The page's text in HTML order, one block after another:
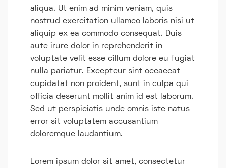
aliqua. Ut enim ad minim veniam, quis
nostrud exercitation ullamco laboris nisi ut
aliquip ex ea commodo consequat. Duis
aute irure dolor in reprehenderit in
voluptate velit esse cillum dolore eu fugiat
nulla pariatur. Excepteur sint occaecat
cupidatat non proident, sunt in culpa qui
officia deserunt mollit anim id est laborum.
Sed ut perspiciatis unde omnis iste natus
error sit voluptatem accusantium
doloremque laudantium.
Lorem ipsum dolor sit amet, consectetur